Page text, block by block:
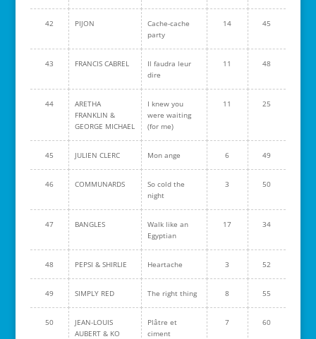
42 PIJON
Cache-cache
party
14 45
43 FRANCIS CABREL
Il faudra leur
dire
11 48
44
ARETHA
FRANKLIN &
GEORGE MICHAEL
I knew you
were waiting
(for me)
11 25
45 JULIEN CLERC Mon ange 6 49
46 COMMUNARDS
So cold the
night
3 50
47 BANGLES
Walk like an
Egyptian
17 34
48 PEPSI & SHIRLIE Heartache 3 52
49 SIMPLY RED The right thing 8 55
50
JEAN-LOUIS
AUBERT & KO
Plâtre et
ciment
7 60